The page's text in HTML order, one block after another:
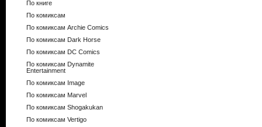
По книге
По комиксам
По комиксам Archie Comics
По комиксам Dark Horse
По комиксам DC Comics
По комиксам Dynamite
Entertainment
По комиксам Image
По комиксам Marvel
По комиксам Shogakukan
По комиксам Vertigo